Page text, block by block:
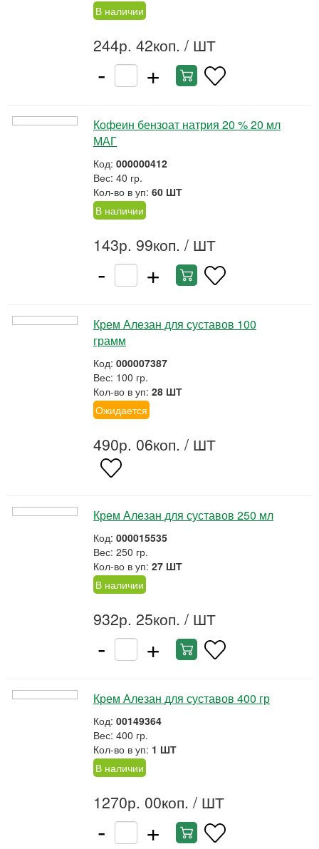
В наличии
244р. 42коп. / ШТ
- +
Кофеин бензоат натрия 20 % 20 мл
МАГ
Код: 000000412
Вес: 40 гр.
Кол-во в уп: 60 ШТ
В наличии
143р. 99коп. / ШТ
- +
Крем Алезан для суставов 100
грамм
Код: 000007387
Вес: 100 гр.
Кол-во в уп: 28 ШТ
Ожидается
490р. 06коп. / ШТ
Крем Алезан для суставов 250 мл
Код: 000015535
Вес: 250 гр.
Кол-во в уп: 27 ШТ
В наличии
932р. 25коп. / ШТ
- +
Крем Алезан для суставов 400 гр
Код: 00149364
Вес: 400 гр.
Кол-во в уп: 1 ШТ
В наличии
1270р. 00коп. / ШТ
- +